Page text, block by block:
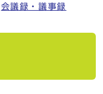
会議録・議事録